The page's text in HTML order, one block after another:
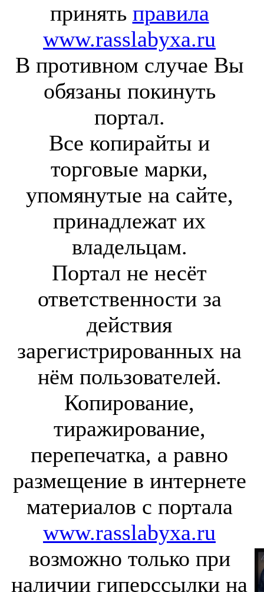
принять правила
www.rasslabyxa.ru
В противном случае Вы
обязаны покинуть
портал.
Все копирайты и
торговые марки,
упомянутые на сайте,
принадлежат их
владельцам.
Портал не несёт
ответственности за
действия
зарегистрированных на
нём пользователей.
Копирование,
тиражирование,
перепечатка, а равно
размещение в интернете
материалов с портала
www.rasslabyxa.ru
возможно только при
наличии гиперссылки на